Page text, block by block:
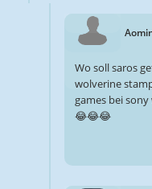
Wo soll saros
wolverine
games bei
😂😂😂